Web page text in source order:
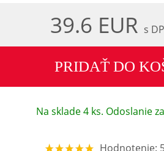
39.6 EUR s
PRIDAŤ DO
Na sklade 4 ks. Odoslanie
Hodnotenie: